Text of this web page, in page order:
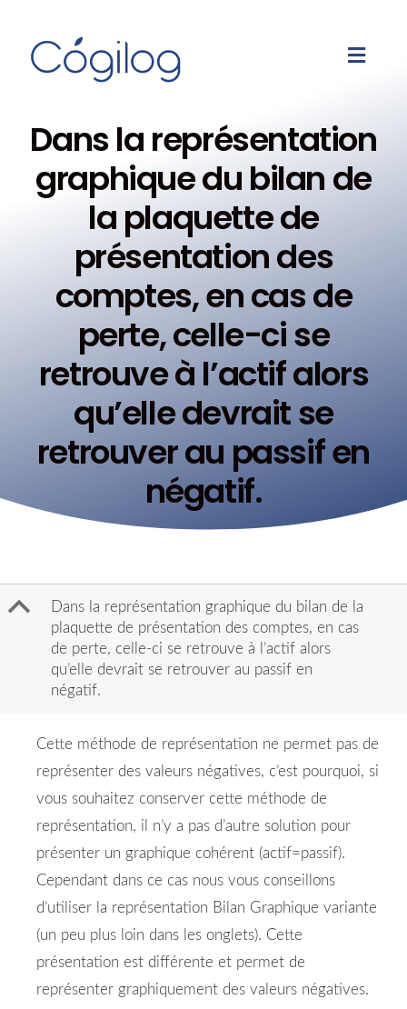
Dans la représentation
graphique du bilan de
la plaquette de
présentation des
comptes, en cas de
perte, celle-ci se
retrouve à l’actif alors
qu’elle devrait se
retrouver au passif en
négatif.
B
Dans la représentation graphique du bilan de la
plaquette de présentation des comptes, en cas
de perte, celle-ci se retrouve à l’actif alors
qu’elle devrait se retrouver au passif en
négatif.
Cette méthode de représentation ne permet pas de
représenter des valeurs négatives, c’est pourquoi, si
vous souhaitez conserver cette méthode de
représentation, il n’y a pas d’autre solution pour
présenter un graphique cohérent (actif=passif).
Cependant dans ce cas nous vous conseillons
d’utiliser la représentation Bilan Graphique variante
(un peu plus loin dans les onglets). Cette
présentation est différente et permet de
représenter graphiquement des valeurs négatives.